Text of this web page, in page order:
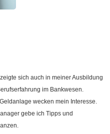
sich auch in meiner Ausbildung
im Bankwesen.
wecken mein Interesse.
gebe ich Tipps und